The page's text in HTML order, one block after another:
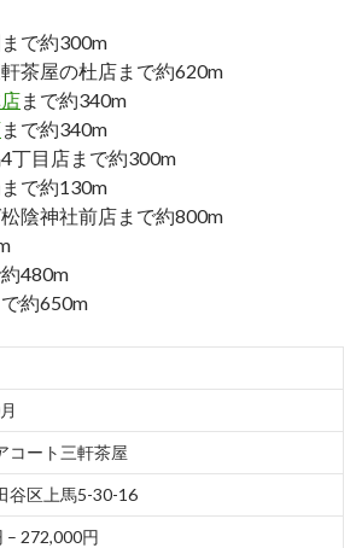
で約300m
茶屋の杜店まで約620m
まで約340m
まで約340m
丁目店まで約300m
で約130m
陰神社前店まで約800m
480m
約650m
コート三軒茶屋
谷区上馬5-30-16
– 272,000円